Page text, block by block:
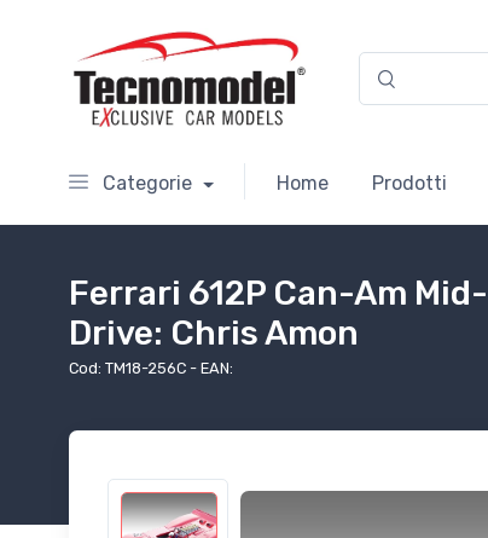
Categorie Home Prodotti
Ferrari 612P Can-Am
Drive: Chris Amon
Cod: TM18-256C - EAN: